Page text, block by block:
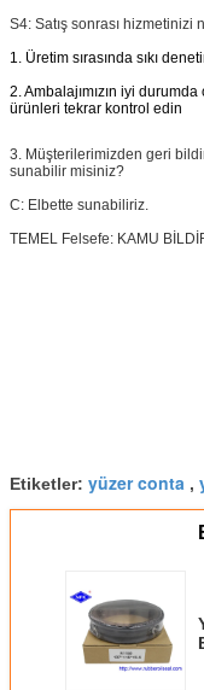
S4: Satış sonrası hizmetinizi
1. Üretim sırasında sıkı
2. Ambalajımızın iyi
ürünleri tekrar kontrol edin
3. Müşterilerimizden geri
sunabilir misiniz?
C: Elbette sunabiliriz.
TEMEL Felsefe: KAMU
Etiketler: yüzer conta ,